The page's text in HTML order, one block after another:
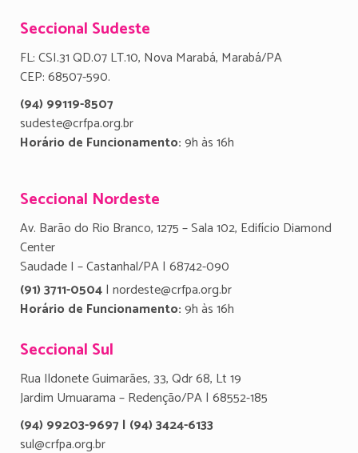
Seccional Sudeste
FL: CSI.31 QD.07 LT.10, Nova Marabá, Marabá/PA
CEP: 68507-590.
(94) 99119-8507
sudeste@crfpa.org.br
Horário de Funcionamento:9h às 16h
Seccional Nordeste
Av. Barão do Rio Branco, 1275 – Sala 102, Edifício Diamond
Center
Saudade I – Castanhal/PA | 68742-090
(91) 3711-0504| nordeste@crfpa.org.br
Horário de Funcionamento:9h às 16h
Seccional Sul
Rua Ildonete Guimarães, 33, Qdr 68, Lt 19
Jardim Umuarama – Redenção/PA | 68552-185
(94) 99203-9697 | (94) 3424-6133
sul@crfpa.org.br